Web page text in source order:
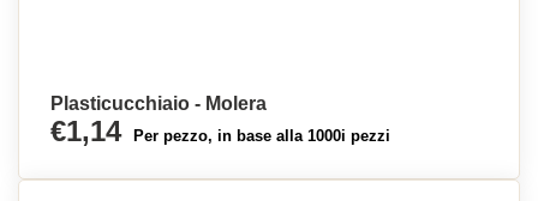
Plasticucchiaio - Molera
€1,14 Per pezzo, in base alla 1000i pezzi